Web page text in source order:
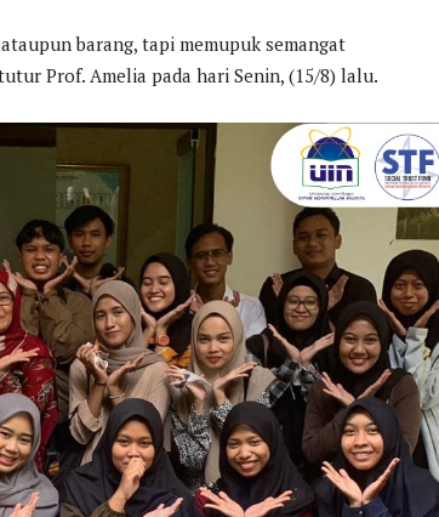
barang, tapi memupuk semangat
Prof. Amelia pada hari Senin, (15/8) lalu.